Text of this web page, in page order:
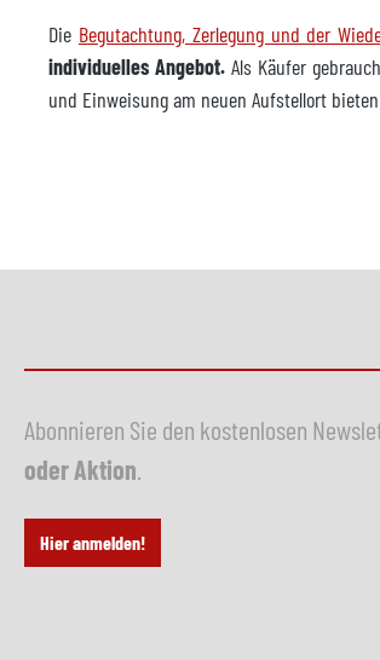
Die Begutachtung, Zerlegung und der
individuelles Angebot. Als Käufer
und Einweisung am neuen Aufstellort
Abonnieren Sie den kostenlosen
oder Aktion
Hier anmelden!